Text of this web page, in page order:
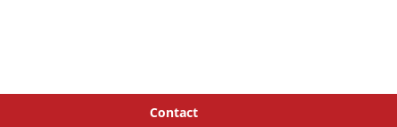
Contact